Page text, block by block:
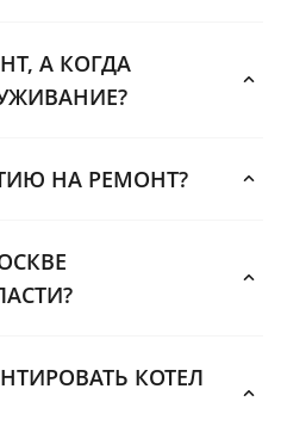
А КОГДА
НА РЕМОНТ?
КОТЕЛ